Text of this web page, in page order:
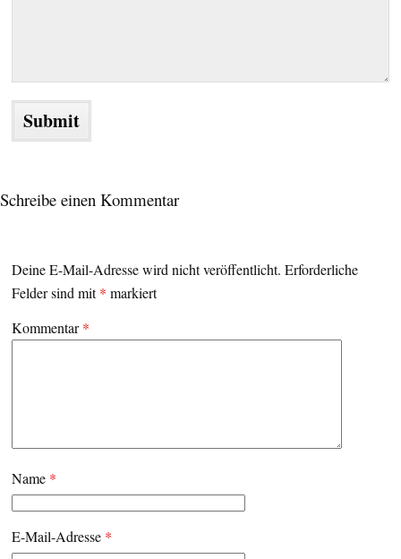
Schreibe einen Kommentar
Deine E-Mail-Adresse wird nicht veröffentlicht. Erforderliche
Felder sind mit* markiert
Kommentar*
Name *
E-Mail-Adresse *